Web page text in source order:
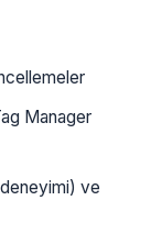
Manager
deneyimi) ve